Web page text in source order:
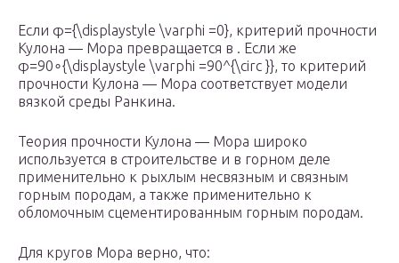
Если φ={\displaystyle \varphi =0}, критерий прочности
Кулона — Мора превращается в . Если же
φ=90∘{\displaystyle \varphi =90^{\circ }}, то критерий
прочности Кулона — Мора соответствует модели
вязкой среды Ранкина.
Теория прочности Кулона — Мора широко
используется в строительстве и в горном деле
применительно к рыхлым несвязным и связным
горным породам, а также применительно к
обломочным сцементированным горным породам.
Для кругов Мора верно, что: